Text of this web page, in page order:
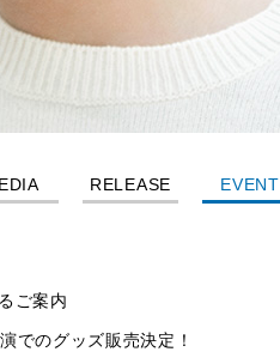
RELEASE EVENT
ご案内
のグッズ販売決定！